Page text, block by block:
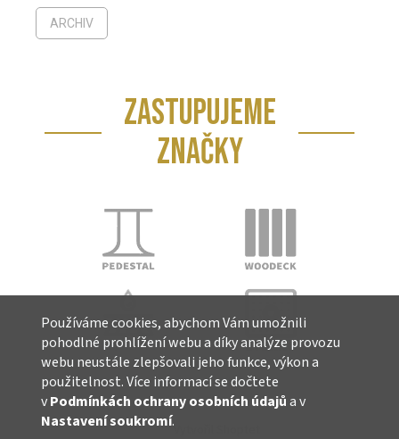
Používáme cookies, abychom Vám umožnili
pohodlné prohlížení webu a díky analýze provozu
webu neustále zlepšovali jeho funkce, výkon a
použitelnost. Více informací se dočtete
vPodmínkách ochrany osobních údajůa v
Nastavení soukromí.
ARCHIV
ZASTUPUJEME
ZNAČKY
Vytvořil Shoptet